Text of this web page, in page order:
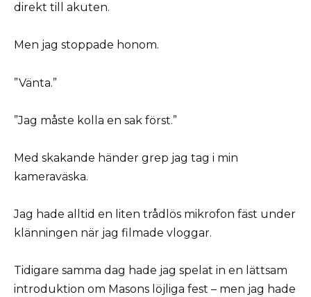
direkt till akuten.
Men jag stoppade honom.
”Vänta.”
”Jag måste kolla en sak först.”
Med skakande händer grep jag tag i min
kameraväska.
Jag hade alltid en liten trådlös mikrofon fäst under
klänningen när jag filmade vloggar.
Tidigare samma dag hade jag spelat in en lättsam
introduktion om Masons löjliga fest – men jag hade